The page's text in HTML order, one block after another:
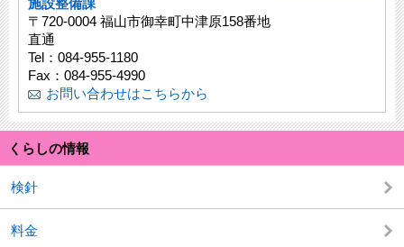
くらしの情報
検針
料金
施設整備課
〒720-0004 福山市御幸町中津原158番地
直通
Tel：084-955-1180
Fax：084-955-4990
お問い合わせはこちらから